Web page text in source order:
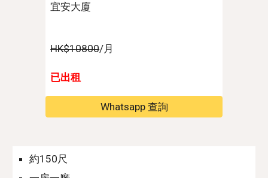
宜安大廈
HK$10800/月
已出租
Whatsapp 查詢
約150尺